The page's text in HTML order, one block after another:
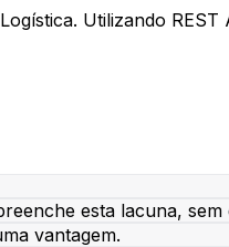
Utilizando
esta lacuna,
vantagem.